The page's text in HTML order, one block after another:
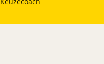
Keuzecoach